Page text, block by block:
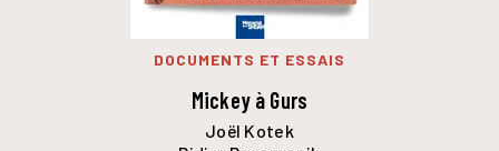
DOCUMENTS ET ESSAIS
Mickey à Gurs
Joël Kotek